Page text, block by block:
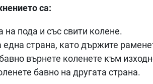
са:
на пода и със свити колене.
една страна, като държите
върнете коленете към
бавно на другата страна.